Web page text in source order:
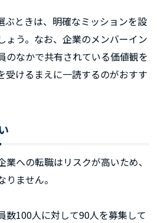
ぶときは、明確なミッションを設
ょう。なお、企業のメンバーイン
のなかで共有されている価値観を
受けるまえに一読するのがおすす
への転職はリスクが高いため、
ません。
数100人に対して90人を募集して